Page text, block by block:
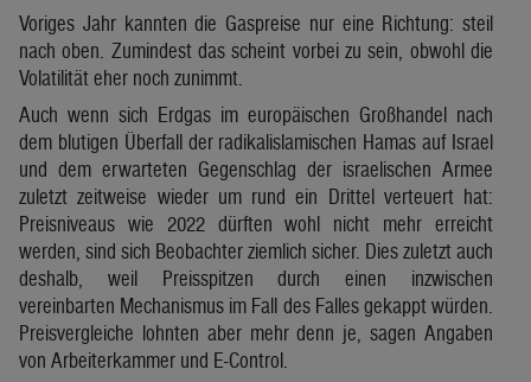
Voriges Jahr kannten die Gaspreise nur eine Richtung: steil
nach oben. Zumindest das scheint vorbei zu sein, obwohl die
Volatilität eher noch zunimmt.
Auch wenn sich Erdgas im europäischen Großhandel nach
dem blutigen Überfall der radikalislamischen Hamas auf Israel
und dem erwarteten Gegenschlag der israelischen Armee
zuletzt zeitweise wieder um rund ein Drittel verteuert hat:
Preisniveaus wie 2022 dürften wohl nicht mehr erreicht
werden, sind sich Beobachter ziemlich sicher. Dies zuletzt auch
deshalb, weil Preisspitzen durch einen inzwischen
vereinbarten Mechanismus im Fall des Falles gekappt würden.
Preisvergleiche lohnten aber mehr denn je, sagen Angaben
von Arbeiterkammer und E-Control.